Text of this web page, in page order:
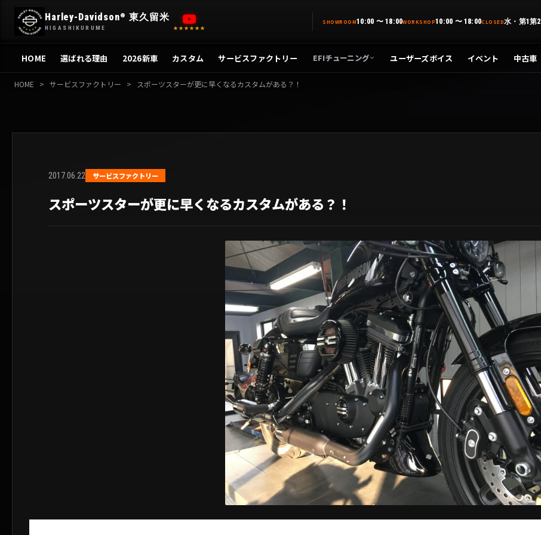
Harley-Davidson® 東久留米
HIGASHIKURUME ★★★★★★
SHOWROOM10:00 〜 18:00WORKSHOP10:00 〜 18:00CLOSED水・第1第
HOME 選ばれる理由 2026新車 カスタム サービスファクトリー EFIチューニング ユーザーズボイス イベント 中古車
HOME > サービスファクトリー > スポーツスターが更に早くなるカスタムがある？！
2017.06.22 サービスファクトリー
スポーツスターが更に早くなるカスタムがある？！